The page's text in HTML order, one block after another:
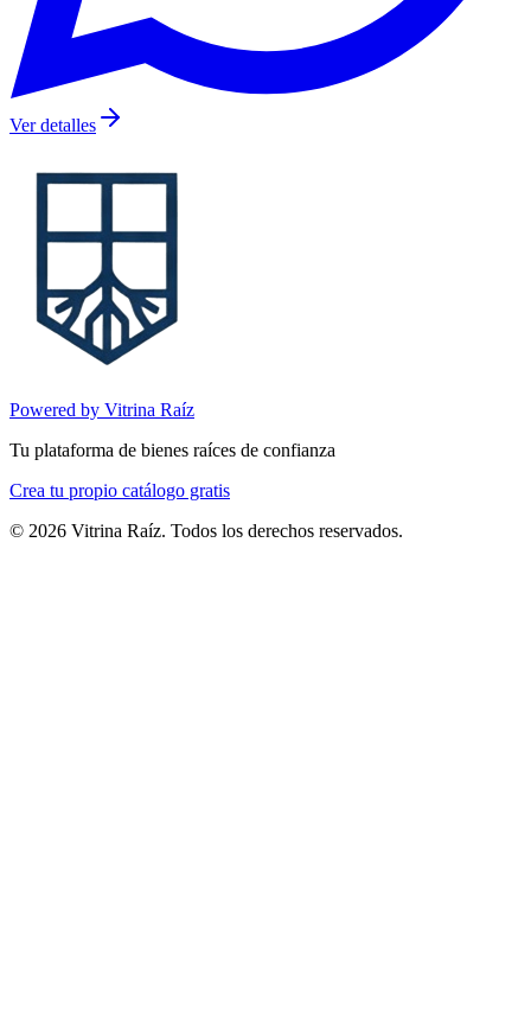
Ver detalles
Powered by Vitrina Raíz
Tu plataforma de bienes raíces de confianza
Crea tu propio catálogo gratis
© 2026 Vitrina Raíz. Todos los derechos reservados.